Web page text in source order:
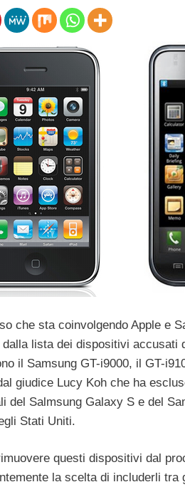
che sta coinvolgendo Apple e
lista dei dispositivi accusati
il Samsung GT-i9000, il GT-
giudice Lucy Koh che ha
del Salmsung Galaxy S e del
Stati Uniti.
questi dispositivi dal
la scelta di includerli tra